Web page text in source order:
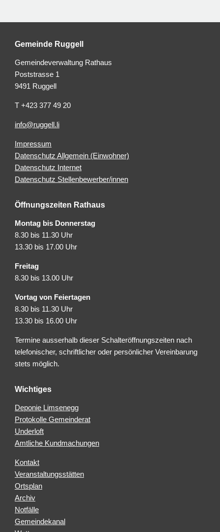
Gemeinde Ruggell
Gemeindeverwaltung Rathaus
Poststrasse 1
9491 Ruggell
T +423 377 49 20
info@ruggell.li
Impressum
Datenschutz Allgemein (Einwohner)
Datenschutz Internet
Datenschutz Stellenbewerber/innen
Öffnungszeiten Rathaus
Montag bis Donnerstag
8.30 bis 11.30 Uhr
13.30 bis 17.00 Uhr
Freitag
8.30 bis 13.00 Uhr
Vortag von Feiertagen
8.30 bis 11.30 Uhr
13.30 bis 16.00 Uhr
Termine ausserhalb dieser Schalteröffnungszeiten nach
telefonischer, schriftlicher oder persönlicher Vereinbarung
stets möglich.
Wichtiges
Deponie Limsenegg
Protokolle Gemeinderat
Underloft
Amtliche Kundmachungen
Kontakt
Veranstaltungsstätten
Ortsplan
Archiv
Notfälle
Gemeindekanal